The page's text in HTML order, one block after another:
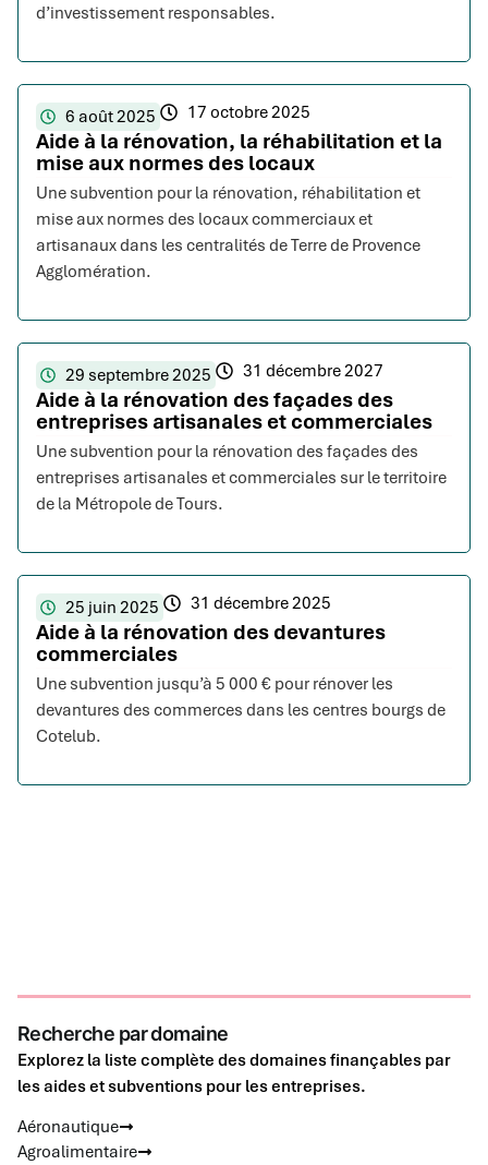
d’investissement responsables.
6 août 2025 17 octobre 2025
Aide à la rénovation, la réhabilitation et la
mise aux normes des locaux
Une subvention pour la rénovation, réhabilitation et
mise aux normes des locaux commerciaux et
artisanaux dans les centralités de Terre de Provence
Agglomération.
29 septembre 2025 31 décembre 2027
Aide à la rénovation des façades des
entreprises artisanales et commerciales
Une subvention pour la rénovation des façades des
entreprises artisanales et commerciales sur le territoire
de la Métropole de Tours.
25 juin 2025 31 décembre 2025
Aide à la rénovation des devantures
commerciales
Une subvention jusqu’à 5 000 € pour rénover les
devantures des commerces dans les centres bourgs de
Cotelub.
Recherche par domaine
Explorez la liste complète des domaines finançables par
les aides et subventions pour les entreprises.
Aéronautique
Agroalimentaire